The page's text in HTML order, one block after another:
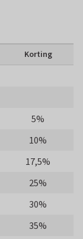
Korting
5%
10%
17,5%
25%
30%
35%